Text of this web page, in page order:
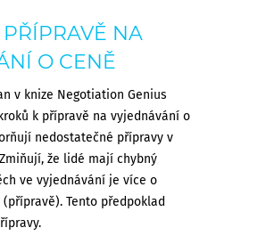
NA
O CENĚ
v knize Negotiation Genius
k přípravě na vyjednávání o
nedostatečné přípravy v
že lidé mají chybný
ve vyjednávání je více o
Tento předpoklad